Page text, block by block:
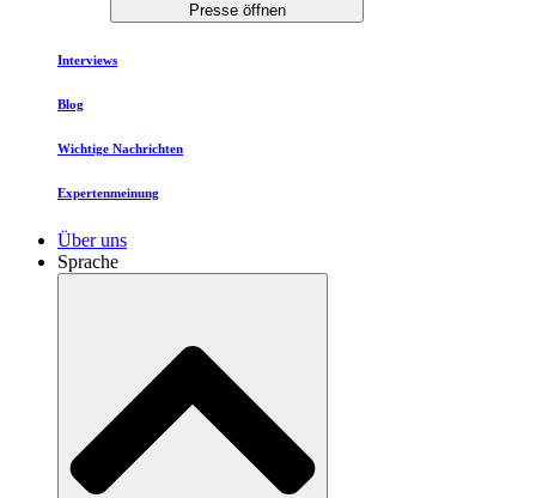
Presse öffnen
Interviews
Blog
Wichtige Nachrichten
Expertenmeinung
Über uns
Sprache